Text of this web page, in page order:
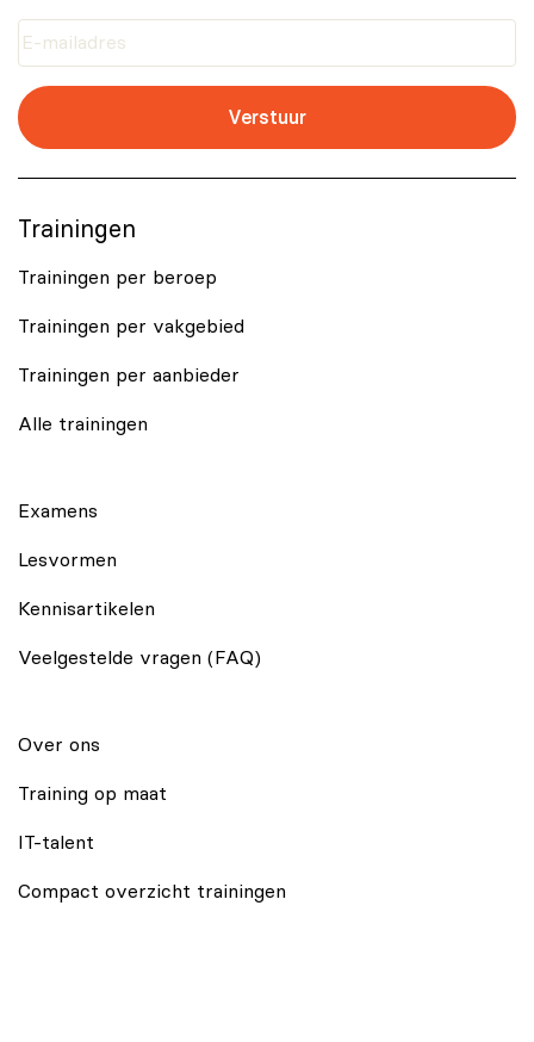
Verstuur
Trainingen
Trainingen per beroep
Trainingen per vakgebied
Trainingen per aanbieder
Alle trainingen
Examens
Lesvormen
Kennisartikelen
Veelgestelde vragen (FAQ)
Over ons
Training op maat
IT-talent
Compact overzicht trainingen